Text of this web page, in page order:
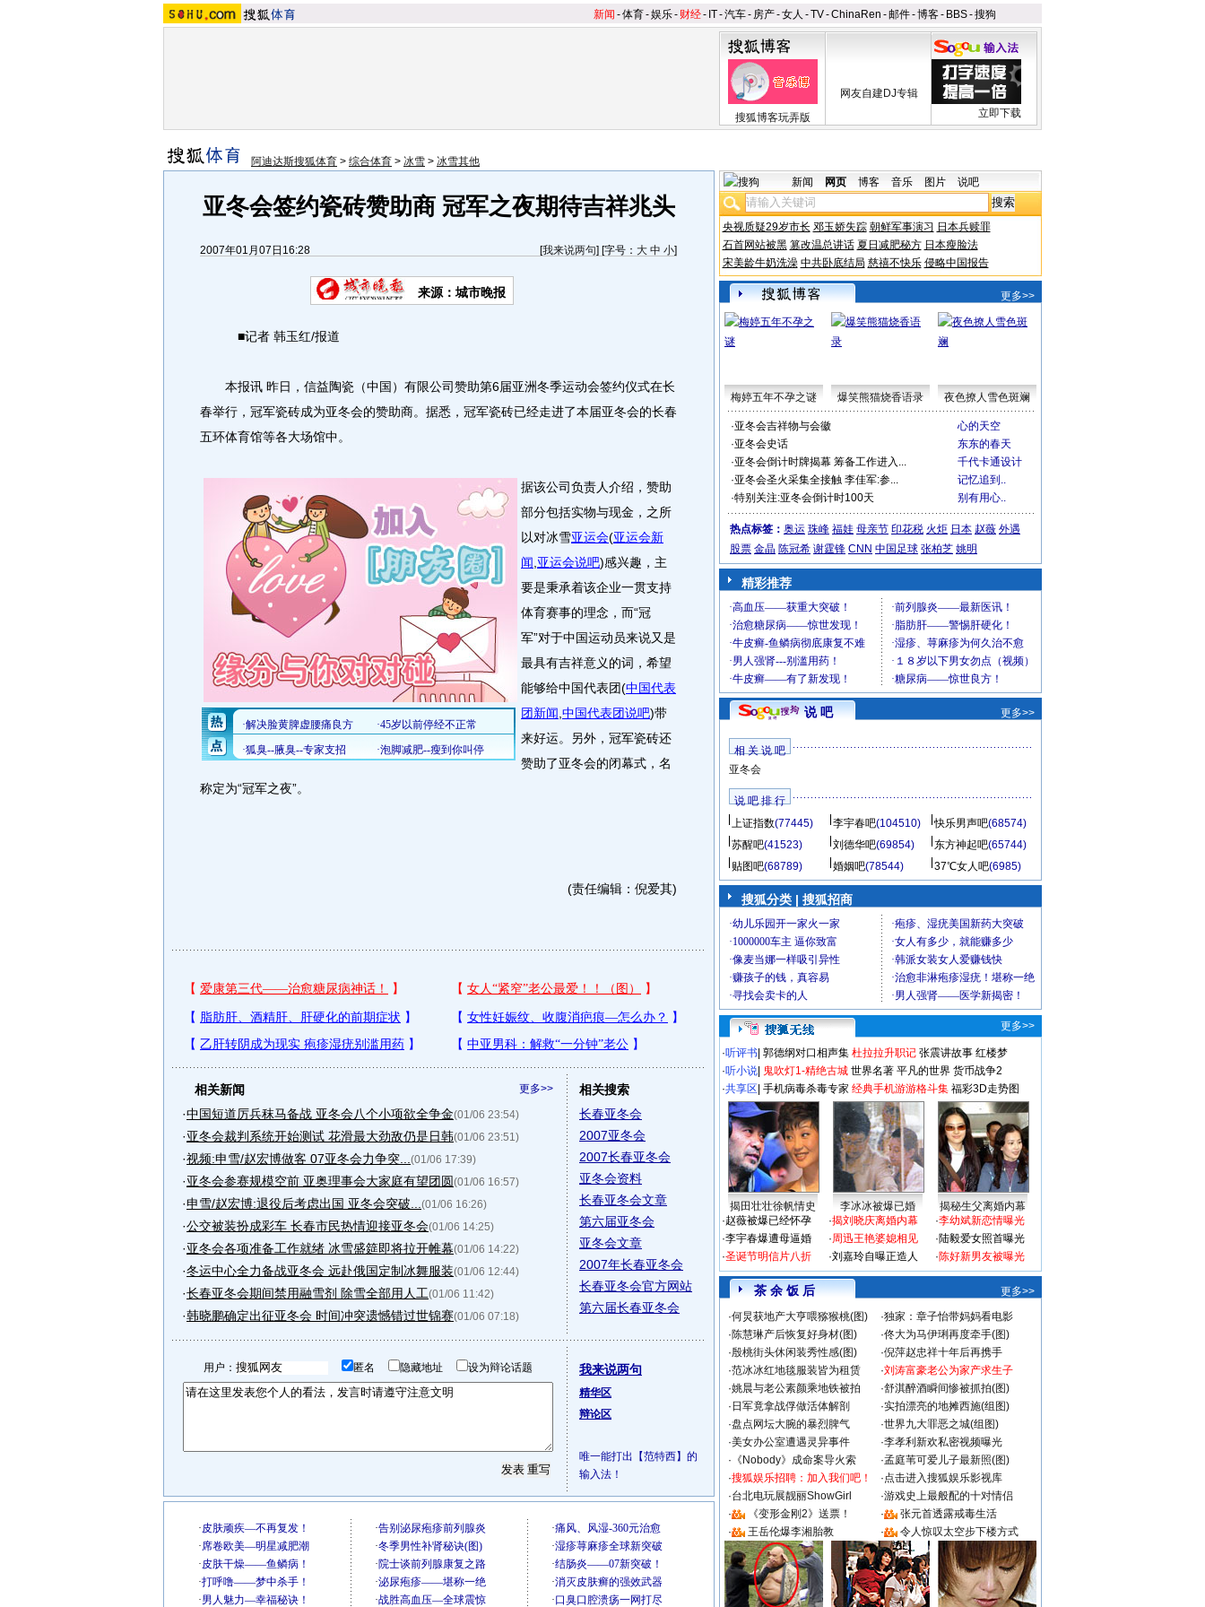
新闻 -体育-娱乐- 财经- IT-汽车- 房产-女人 -TV-ChinaRen -邮件-博客- BBS-搜狗
搜狐博客玩弄版
网友自建DJ专辑
立即下载
阿迪达斯搜狐体育 > 综合体育 > 冰雪 > 冰雪其他
亚冬会签约瓷砖赞助商 冠军之夜期待吉祥兆头
2007年01月07日16:28 [我来说两句] [字号： 大 中 小]
来源：城市晚报
■记者 韩玉红/报道
本报讯 昨日，信益陶瓷（中国）有限公司赞助第6届亚洲冬季运动会签约仪式在长
春举行，冠军瓷砖成为亚冬会的赞助商。据悉，冠军瓷砖已经走进了本届亚冬会的长春
五环体育馆等各大场馆中。
据该公司负责人介绍，赞助
部分包括实物与现金，之所
以对冰雪亚运会(亚运会新
闻 亚运会说吧)感兴趣，主
要是秉承着该企业一贯支持
体育赛事的理念，而“冠
军”对于中国运动员来说又是
最具有吉祥意义的词，希望
能够给中国代表团(中国代表
团新闻 中国代表团说吧)带
来好运。另外，冠军瓷砖还
赞助了亚冬会的闭幕式，名
称定为“冠军之夜”。
(责任编辑：倪爱其)
更多>>
相关新闻
·中国短道厉兵秣马备战 亚冬会八个小项欲全争金(01/06 23:54)
·亚冬会裁判系统开始测试 花滑最大劲敌仍是日韩(01/06 23:51)
·视频:申雪/赵宏博做客 07亚冬会力争突... (01/06 17:39)
·亚冬会参赛规模空前 亚奥理事会大家庭有望团圆(01/06 16:57)
·申雪/赵宏博:退役后考虑出国 亚冬会突破... (01/06 16:26)
·公交被装扮成彩车 长春市民热情迎接亚冬会(01/06 14:25)
·亚冬会各项准备工作就绪 冰雪盛筵即将拉开帷幕(01/06 14:22)
·冬运中心全力备战亚冬会 远赴俄国定制冰舞服装(01/06 12:44)
·长春亚冬会期间禁用融雪剂 除雪全部用人工(01/06 11:42)
·韩晓鹏确定出征亚冬会 时间冲突遗憾错过世锦赛(01/06 07:18)
相关搜索
长春亚冬会
2007亚冬会
2007长春亚冬会
亚冬会资料
长春亚冬会文章
第六届亚冬会
亚冬会文章
2007年长春亚冬会
长春亚冬会官方网站
第六届长春亚冬会
用户： 匿名 隐藏地址 设为辩论话题 我来说两句
精华区
辩论区
唯一能打出【范特西】的
输入法！
新闻 网页 博客 音乐 图片 说吧
央视质疑29岁市长 邓玉娇失踪 朝鲜军事演习 日本兵赎罪
石首网站被黑 篡改温总讲话 夏日减肥秘方 日本瘦脸法
宋美龄牛奶洗澡 中共卧底结局 慈禧不快乐 侵略中国报告
更多>>
梅婷五年不孕之谜 爆笑熊猫烧香语录 夜色撩人雪色斑斓
·亚冬会吉祥物与会徽
心的天空
·亚冬会史话
东东的春天
·亚冬会倒计时牌揭幕 筹备工作进入...
千代卡通设计
·亚冬会圣火采集全接触 李佳军:参...
记忆追到..
·特别关注:亚冬会倒计时100天 别有用心..
热点标签： 奥运 珠峰 福娃 母亲节 印花税 火炬 日本 赵薇 外遇
股票 金晶 陈冠希 谢霆锋 CNN 中国足球 张柏芝 姚明
精彩推荐
说 吧 更多>>
相 关 说 吧
亚冬会
说 吧 排 行
上证指数(77445) 李宇春吧(104510) 快乐男声吧(68574)
苏醒吧(41523) 刘德华吧(69854) 东方神起吧(65744)
贴图吧(68789) 婚姻吧(78544) 37℃女人吧(6985)
搜狐分类 | 搜狐招商
更多>>
·听评书 郭德纲对口相声集 杜拉拉升职记 张震讲故事 红楼梦
·听小说 鬼吹灯1-精绝古城 世界名著 平凡的世界 货币战争2
·共享区 手机病毒杀毒专家 经典手机游游格斗集 福彩3D走势图
揭田壮壮徐帆情史 李冰冰被爆已婚
揭秘生父离婚内幕
·赵薇被爆已经怀孕
·李宇春爆遭母逼婚
·圣诞节明信片八折
·揭刘晓庆离婚内幕
·周迅王艳婆媳相见
·刘嘉玲自曝正造人
·李幼斌新恋情曝光
·陆毅爱女照首曝光
·陈好新男友被曝光
茶 余 饭 后
更多>>
·何炅获地产大亨喂猕猴桃(图) ·独家：章子怡带妈妈看电影
·陈慧琳产后恢复好身材(图) ·佟大为马伊琍再度牵手(图)
·殷桃街头休闲装秀性感(图) ·倪萍赵忠祥十年后再携手
·范冰冰红地毯服装皆为租赁 ·刘涛富豪老公为家产求生子
·姚晨与老公素颜乘地铁被拍 ·舒淇醉酒瞬间惨被抓拍(图)
· 日军竟拿战俘做活体解剖 ·实拍漂亮的地摊西施(组图)
·盘点网坛大腕的暴烈脾气 ·世界九大罪恶之城(组图)
·美女办公室遭遇灵异事件 ·李孝利新欢私密视频曝光
· 《Nobody》成命案导火索 ·孟庭苇可爱儿子最新照(图)
·搜狐娱乐招聘：加入我们吧！ ·点击进入搜狐娱乐影视库
·台北电玩展靓丽ShowGirl ·游戏史上最般配的十对情侣
·
《变形金刚2》送票！ ·
张元首透露戒毒生活
·
王岳伦爆李湘胎教 · 令人惊叹太空步下楼方式